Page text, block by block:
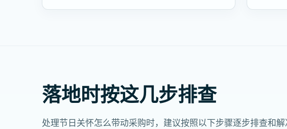
落地时按这几步排查
处理节日关怀怎么带动采购时，建议按照以下步骤逐步排查和